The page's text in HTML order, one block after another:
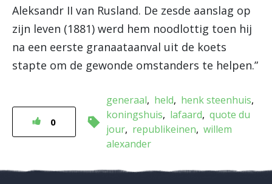
Aleksandr II van Rusland. De zesde aanslag op
zijn leven (1881) werd hem noodlottig toen hij
na een eerste granaataanval uit de koets
stapte om de gewonde omstanders te helpen.”
0
generaal held
henk steenhuis
koningshuis
lafaard quote du
jour republikeinen willem
alexander